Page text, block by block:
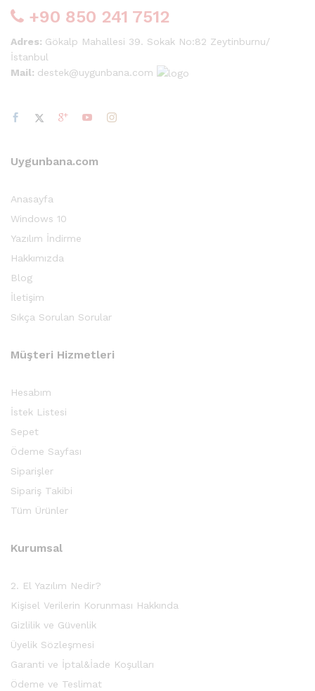
+90 850 241 7512
Adres: Gökalp Mahallesi 39. Sokak No:82 Zeytinburnu/
İstanbul
Mail: destek@uygunbana.com
Uygunbana.com
Anasayfa
Windows 10
Yazılım İndirme
Hakkımızda
Blog
İletişim
Sıkça Sorulan Sorular
Müşteri Hizmetleri
Hesabım
İstek Listesi
Sepet
Ödeme Sayfası
Siparişler
Sipariş Takibi
Tüm Ürünler
Kurumsal
2. El Yazılım Nedir?
Kişisel Verilerin Korunması Hakkında
Gizlilik ve Güvenlik
Üyelik Sözleşmesi
Garanti ve İptal&İade Koşulları
Ödeme ve Teslimat